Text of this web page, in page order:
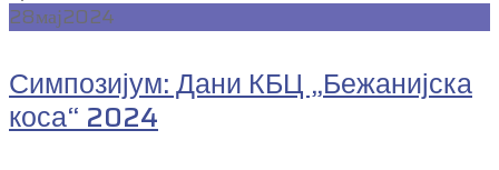
28мај2024
Симпозијум: Дани КБЦ „Бежанијска
коса“ 2024